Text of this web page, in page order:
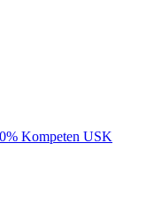
Kompeten USK